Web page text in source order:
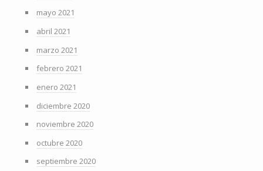
mayo 2021
abril 2021
marzo 2021
febrero 2021
enero 2021
diciembre 2020
noviembre 2020
octubre 2020
septiembre 2020